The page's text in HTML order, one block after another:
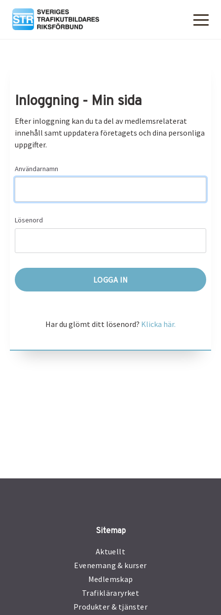
Inloggning - Min sida
Efter inloggning kan du ta del av medlemsrelaterat
innehåll samt uppdatera företagets och dina personliga
uppgifter.
Användarnamn
Lösenord
Har du glömt ditt lösenord? Klicka här.
Sitemap
Aktuellt
Evenemang & kurser
Medlemskap
Trafikläraryrket
Produkter & tjänster